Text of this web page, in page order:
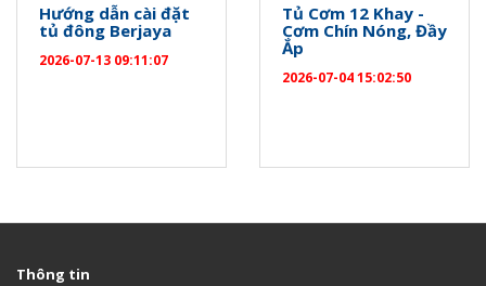
Hướng dẫn cài đặt
tủ đông Berjaya
2026-07-13 09:11:07
Tủ Cơm 12 Khay -
Cơm Chín Nóng, Đầy
Ắp
2026-07-04 15:02:50
Thông tin